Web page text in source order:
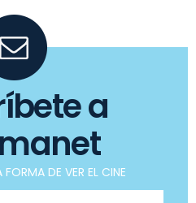
a
DE VER EL CINE